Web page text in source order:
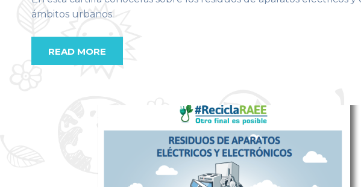
ámbitos urbanos.
READ MORE